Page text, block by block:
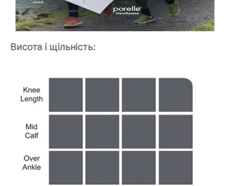
Висота і щільність: